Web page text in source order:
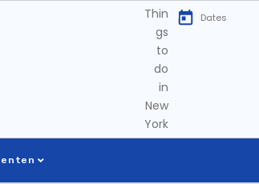
Thin
gs
to
do
in
New
York